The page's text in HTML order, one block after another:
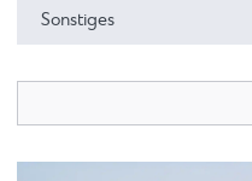
Sonstiges